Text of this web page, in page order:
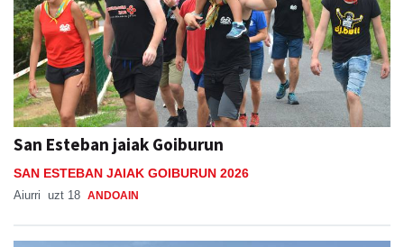
San Esteban jaiak Goiburun
SAN ESTEBAN JAIAK GOIBURUN 2026
Aiurri uzt 18 ANDOAIN